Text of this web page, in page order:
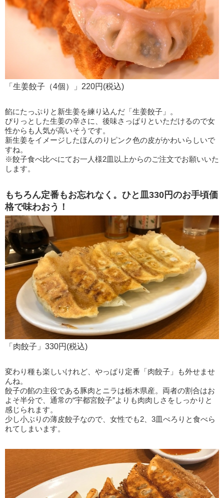
「生姜餃子（4個）」220円(税込)
餡にたっぷりと新生姜を練り込んだ「生姜餃子」。
ぴりっとした生姜の辛さに、後味さっぱりといただけるので女
性からも人気が高いそうです。
新生姜をイメージしたほんのりピンク色の皮がかわいらしいで
すね。
※餃子食べ比べにてお一人様2皿以上からのご注文でお願いいた
します。
もちろん定番もお忘れなく。ひと皿330円のお手頃価
格で味わおう！
「肉餃子」330円(税込)
変わり種も楽しいけれど、やっぱり定番「肉餃子」も外せませ
んね。
餃子の餡の主役である豚肉とニラは栃木県産。両者の割合はお
よそ半分で、通常の“宇都宮餃子”よりも肉肉しさをしっかりと
感じられます。
少し小ぶりの薄皮餃子なので、女性でも2、3皿ぺろりと食べら
れてしまいます。